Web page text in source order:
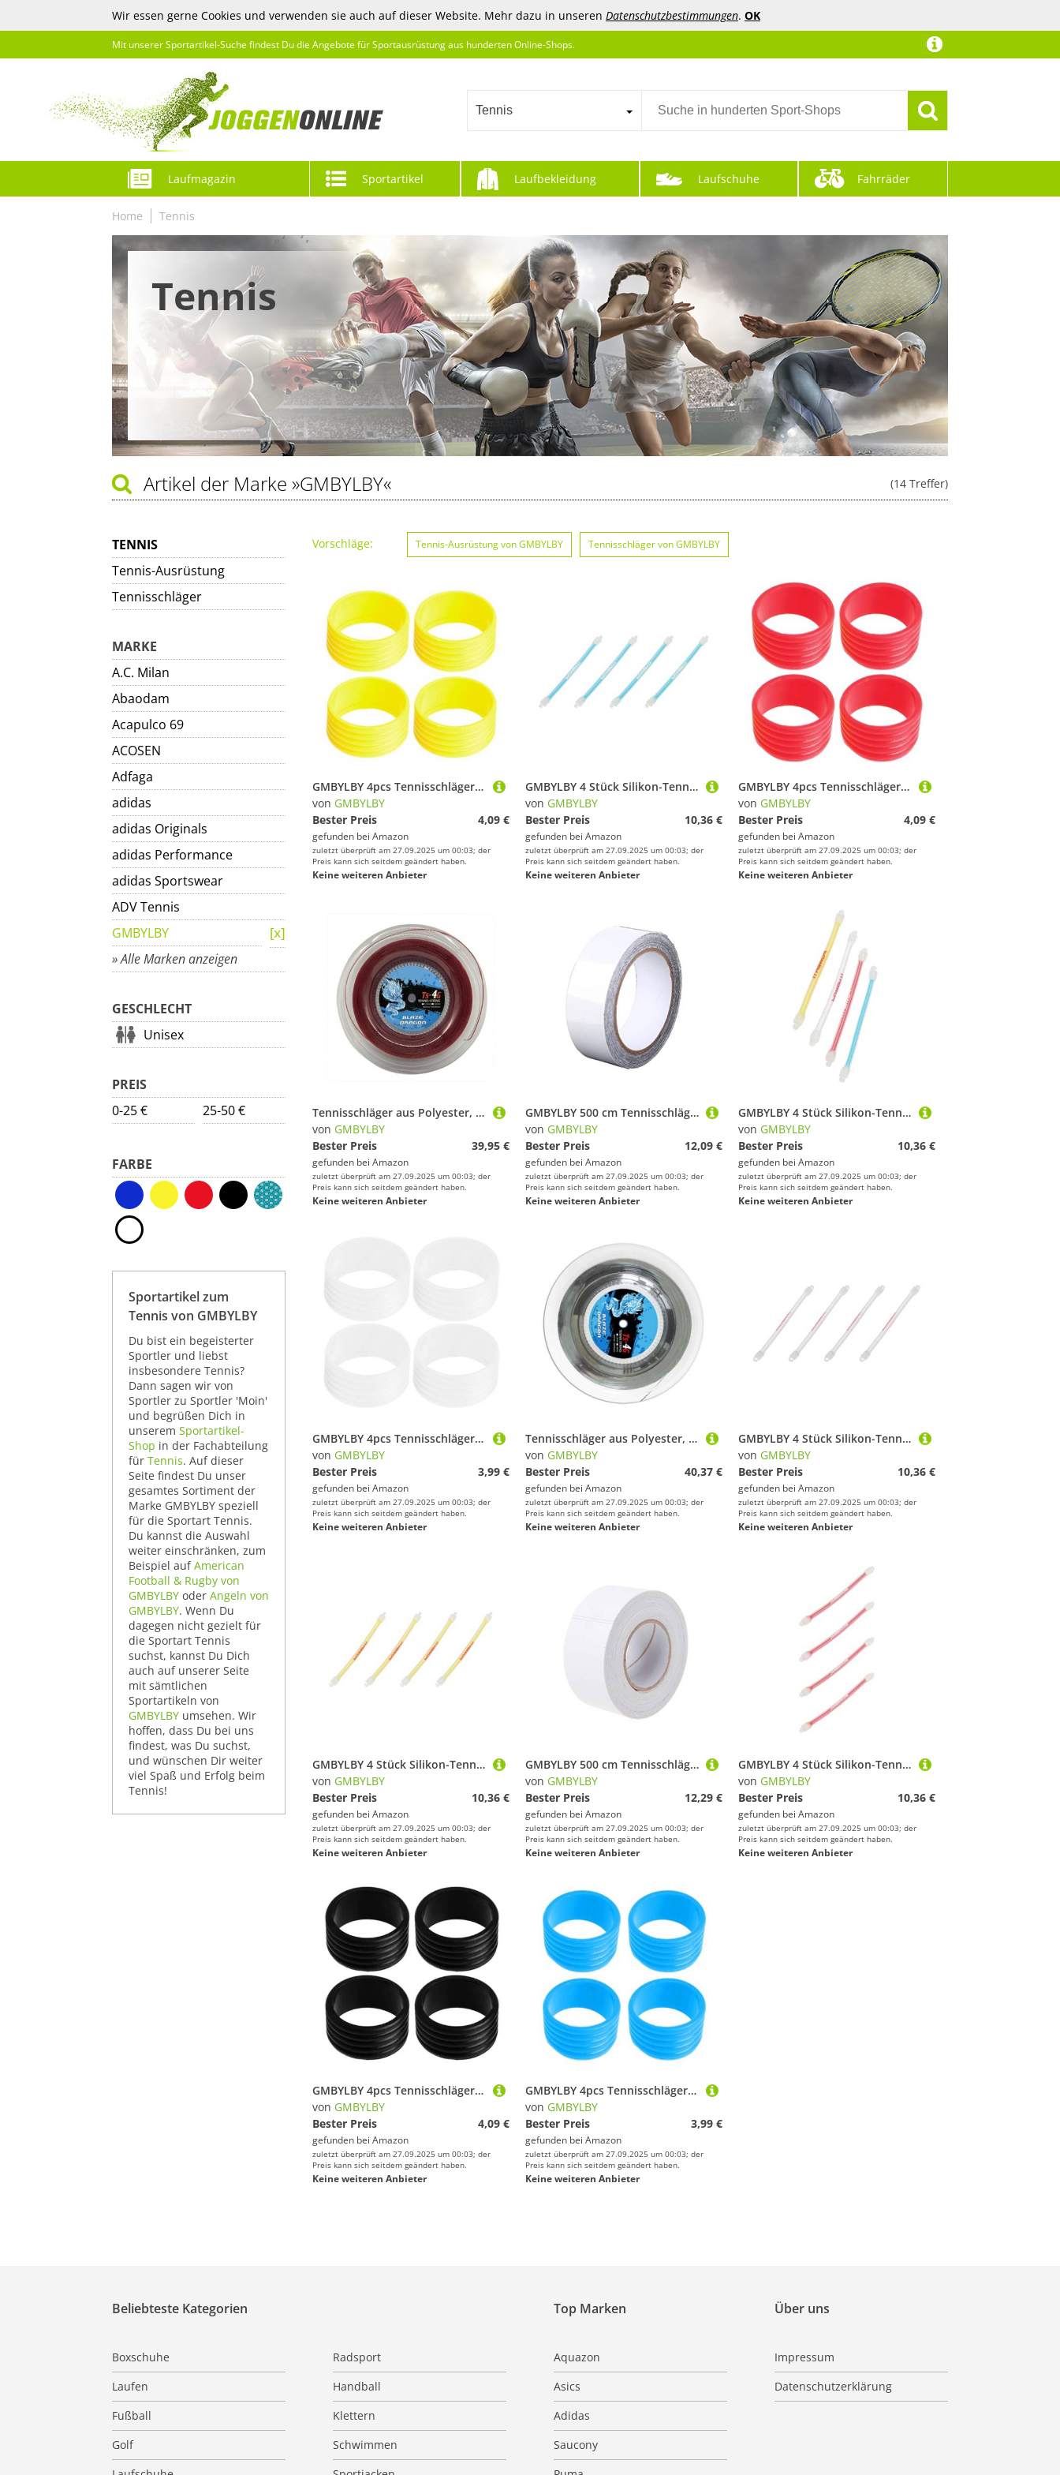
Wir essen gerne Cookies und verwenden sie auch auf dieser Website. Mehr dazu in unseren Datenschutzbestimmungen. OK
Mit unserer Sportartikel-Suche findest Du die Angebote für Sportausrüstung aus hunderten Online-Shops.
Tennis
Laufmagazin Sportartikel Laufbekleidung Laufschuhe Fahrräder
Home Tennis
Tennis
(14 Treffer)
Artikel der Marke »GMBYLBY«
TENNIS
Tennis-Ausrüstung
Tennisschläger
MARKE
A.C. Milan
Abaodam
Acapulco 69
ACOSEN
Adfaga
adidas
adidas Originals
adidas Performance
adidas Sportswear
ADV Tennis
GMBYLBY
» Alle Marken anzeigen
GESCHLECHT
Unisex
PREIS
0-25 €
25-50 €
FARBE
Sportartikel zum
Tennis von GMBYLBY
Du bist ein begeisterter
Sportler und liebst
insbesondere Tennis?
Dann sagen wir von
Sportler zu Sportler 'Moin'
und begrüßen Dich in
unserem Sportartikel-
Shop in der Fachabteilung
für Tennis. Auf dieser
Seite findest Du unser
gesamtes Sortiment der
Marke GMBYLBY speziell
für die Sportart Tennis.
Du kannst die Auswahl
weiter einschränken, zum
Beispiel aufAmerican
Football & Rugby von
GMBYLBY oder Angeln von
GMBYLBY. Wenn Du
dagegen nicht gezielt für
die Sportart Tennis
suchst, kannst Du Dich
auch auf unserer Seite
mit sämtlichen
Sportartikeln von
GMBYLBY umsehen. Wir
hoffen, dass Du bei uns
findest, was Du suchst,
und wünschen Dir weiter
viel Spaß und Erfolg beim
Tennis!
Vorschläge: Tennis-Ausrüstung von GMBYLBY Tennisschläger von GMBYLBY
GMBYLBY 4pcs Tennisschläger Silikon Racquet Grip Rings Bänder Nicht Schlupf Gummi Absorptionsüberschreitungen An Ort
von GMBYLBY
Bester Preis
4,09 €
gefunden bei Amazon
zuletzt überprüft am 27.09.2025 um 00:03; der
Preis kann sich seitdem geändert haben.
Keine weiteren Anbieter
GMBYLBY 4 Stück Silikon-Tennis-Racket Stoßdämpfer Absroctorometer, mehrfarbig
von GMBYLBY
Bester Preis
10,36 €
gefunden bei Amazon
zuletzt überprüft am 27.09.2025 um 00:03; der
Preis kann sich seitdem geändert haben.
Keine weiteren Anbieter
GMBYLBY 4pcs Tennisschläger Silikon Racquet Grip Rings Bänder Nicht Schlupf Gummi Absorptionsüberschreitungen An Ort
von GMBYLBY
Bester Preis
4,09 €
gefunden bei Amazon
zuletzt überprüft am 27.09.2025 um 00:03; der
Preis kann sich seitdem geändert haben.
Keine weiteren Anbieter
Tennisschläger aus Polyester, für Training, Sport, Schlägersaiten, Übung, primärer harter Draht, 1,25/1,3 mm, Tennisschläger, Sportschläger
von GMBYLBY
Bester Preis
39,95 €
gefunden bei Amazon
zuletzt überprüft am 27.09.2025 um 00:03; der
Preis kann sich seitdem geändert haben.
Keine weiteren Anbieter
GMBYLBY 500 cm Tennisschläger Für Zum Schutz Band Reduzieren Sie Den Aufprall Und Reibungsaufkleberschläger Protbälle Wanderer Vorgeschnitten
von GMBYLBY
Bester Preis
12,09 €
gefunden bei Amazon
zuletzt überprüft am 27.09.2025 um 00:03; der
Preis kann sich seitdem geändert haben.
Keine weiteren Anbieter
GMBYLBY 4 Stück Silikon-Tennis-Racket Stoßdämpfer Absroctorometer, mehrfarbig
von GMBYLBY
Bester Preis
10,36 €
gefunden bei Amazon
zuletzt überprüft am 27.09.2025 um 00:03; der
Preis kann sich seitdem geändert haben.
Keine weiteren Anbieter
GMBYLBY 4pcs Tennisschläger Silikon Racquet Grip Rings Bänder Nicht Schlupf Gummi Absorptionsüberschreitungen An Ort
von GMBYLBY
Bester Preis
3,99 €
gefunden bei Amazon
zuletzt überprüft am 27.09.2025 um 00:03; der
Preis kann sich seitdem geändert haben.
Keine weiteren Anbieter
Tennisschläger aus Polyester, für Training, Sport, Schlägersaiten, Übung, primärer harter Draht, 1,25/1,3 mm, Tennisschläger, Sportschläger
von GMBYLBY
Bester Preis
40,37 €
gefunden bei Amazon
zuletzt überprüft am 27.09.2025 um 00:03; der
Preis kann sich seitdem geändert haben.
Keine weiteren Anbieter
GMBYLBY 4 Stück Silikon-Tennis-Racket Stoßdämpfer Absroctorometer, mehrfarbig
von GMBYLBY
Bester Preis
10,36 €
gefunden bei Amazon
zuletzt überprüft am 27.09.2025 um 00:03; der
Preis kann sich seitdem geändert haben.
Keine weiteren Anbieter
GMBYLBY 4 Stück Silikon-Tennis-Racket Stoßdämpfer Absroctorometer, mehrfarbig
von GMBYLBY
Bester Preis
10,36 €
gefunden bei Amazon
zuletzt überprüft am 27.09.2025 um 00:03; der
Preis kann sich seitdem geändert haben.
Keine weiteren Anbieter
GMBYLBY 500 cm Tennisschläger Für Zum Schutz Band Reduzieren Sie Den Aufprall Und Reibungsaufkleberschläger Protbälle Wanderer Vorgeschnitten
von GMBYLBY
Bester Preis
12,29 €
gefunden bei Amazon
zuletzt überprüft am 27.09.2025 um 00:03; der
Preis kann sich seitdem geändert haben.
Keine weiteren Anbieter
GMBYLBY 4 Stück Silikon-Tennis-Racket Stoßdämpfer Absroctorometer, mehrfarbig
von GMBYLBY
Bester Preis
10,36 €
gefunden bei Amazon
zuletzt überprüft am 27.09.2025 um 00:03; der
Preis kann sich seitdem geändert haben.
Keine weiteren Anbieter
GMBYLBY 4pcs Tennisschläger Silikon Racquet Grip Rings Bänder Nicht Schlupf Gummi Absorptionsüberschreitungen An Ort
von GMBYLBY
Bester Preis
4,09 €
gefunden bei Amazon
zuletzt überprüft am 27.09.2025 um 00:03; der
Preis kann sich seitdem geändert haben.
Keine weiteren Anbieter
GMBYLBY 4pcs Tennisschläger Silikon Racquet Grip Rings Bänder Nicht Schlupf Gummi Absorptionsüberschreitungen An Ort
von GMBYLBY
Bester Preis
3,99 €
gefunden bei Amazon
zuletzt überprüft am 27.09.2025 um 00:03; der
Preis kann sich seitdem geändert haben.
Keine weiteren Anbieter
Über uns
Impressum
Datenschutzerklärung
Beliebteste Kategorien
Boxschuhe
Radsport
Laufen
Handball
Fußball
Klettern
Golf
Schwimmen
Top Marken
Aquazon
Asics
Adidas
Saucony